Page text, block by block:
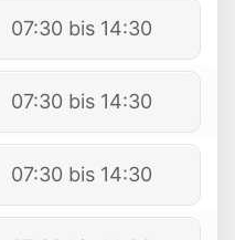
07:30 bis 14:30
07:30 bis 14:30
07:30 bis 14:30